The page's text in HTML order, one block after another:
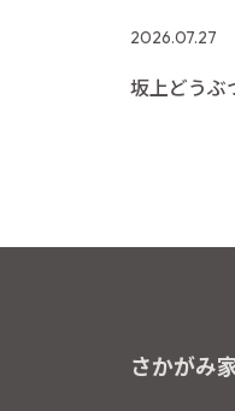
2026.07.27
坂上どうぶ
さかがみ